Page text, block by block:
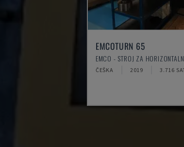
EMCOTURN 65
EMCO - STROJ ZA
ČEŠKA 2019 3.716